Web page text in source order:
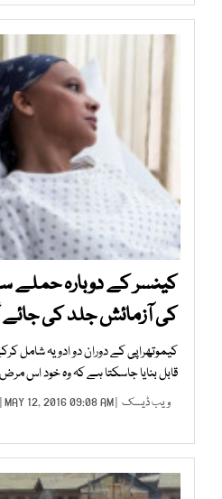
کینسر کے دوبارہ حملے
کی آزمائش جلد کی
کیموتھراپی کے دوران دو ادویہ شامل
قابل بنایا جاسکتا ہے کہ وہ خود اس
ویب ڈیسک | MAY 12, 2016 09:08 AM |